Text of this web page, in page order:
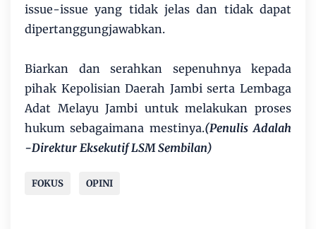
issue-issue yang tidak jelas dan tidak dapat
dipertanggungjawabkan.
Biarkan dan serahkan sepenuhnya kepada
pihak Kepolisian Daerah Jambi serta Lembaga
Adat Melayu Jambi untuk melakukan proses
hukum sebagaimana mestinya.(Penulis Adalah
-Direktur Eksekutif LSM Sembilan)
FOKUS OPINI